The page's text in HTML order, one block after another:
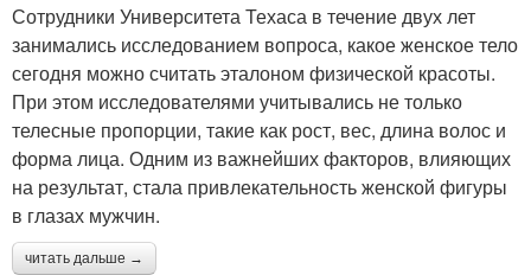
Сотрудники Университета Техаса в течение двух лет
занимались исследованием вопроса, какое женское тело
сегодня можно считать эталоном физической красоты.
При этом исследователями учитывались не только
телесные пропорции, такие как рост, вес, длина волос и
форма лица. Одним из важнейших факторов, влияющих
на результат, стала привлекательность женской фигуры
в глазах мужчин.
читать дальше →